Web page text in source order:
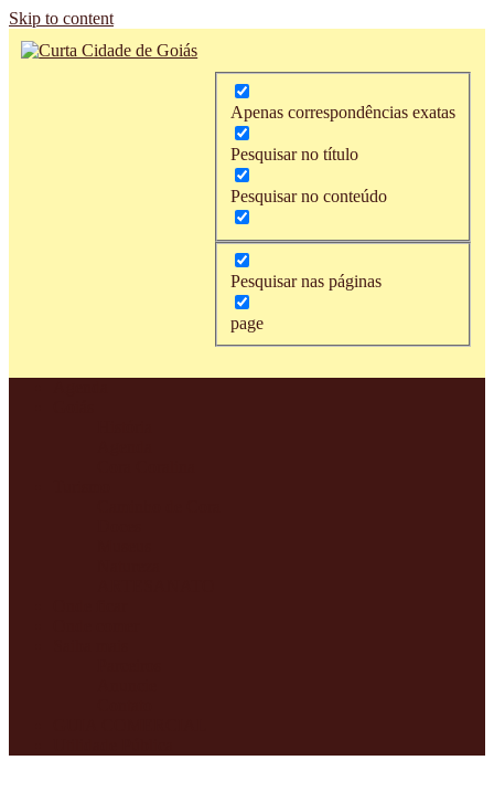
Skip to content
Apenas correspondências exatas
Pesquisar no título
Pesquisar no conteúdo
Pesquisar nas páginas
page